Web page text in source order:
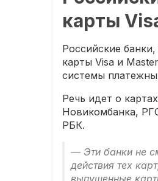
карты
Российские
карты Visa и
системы
Речь идет о
Новикомбанка,
РБК.
— Эти банки не
действия тех